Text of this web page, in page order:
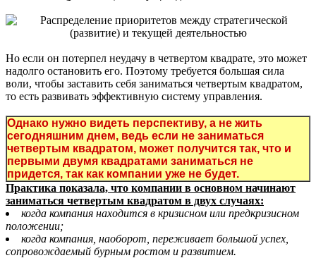
Но если он потерпел неудачу в четвертом квадрате, это может
надолго остановить его. Поэтому требуется большая сила
воли, чтобы заставить себя заниматься четвертым квадратом,
то есть развивать эффективную систему управления.
Однако нужно видеть перспективу, а не жить
сегодняшним днем, ведь если не заниматься
четвертым квадратом, может получится так, что и
первыми двумя квадратами заниматься не
придется, так как компании уже не будет.
Практика показала, что компании в основном начинают
заниматься четвертым квадратом в двух случаях:
когда компания находится в кризисном или предкризисном
положении;
когда компания, наоборот, переживает большой успех,
сопровождаемый бурным ростом и развитием.